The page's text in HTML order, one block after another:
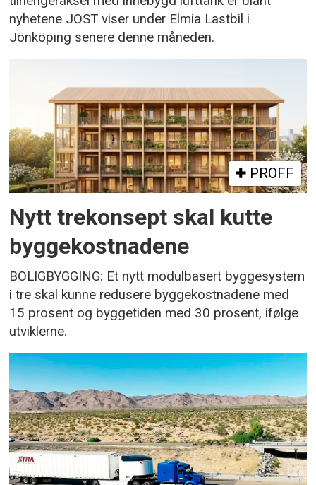
nyhetene JOST viser under Elmia Lastbil i
Jönköping senere denne måneden.
PROFF
Nytt trekonsept skal kutte
byggekostnadene
BOLIGBYGGING: Et nytt modulbasert byggesystem
i tre skal kunne redusere byggekostnadene med
15 prosent og byggetiden med 30 prosent, ifølge
utviklerne.